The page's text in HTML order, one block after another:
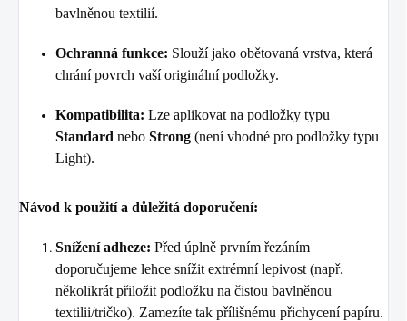
bavlněnou textilií.
Ochranná funkce: Slouží jako obětovaná vrstva, která
chrání povrch vaší originální podložky.
Kompatibilita: Lze aplikovat na podložky typu
Standard nebo Strong (není vhodné pro podložky typu
Light).
Návod k použití a důležitá doporučení:
Snížení adheze: Před úplně prvním řezáním
doporučujeme lehce snížit extrémní lepivost (např.
několikrát přiložit podložku na čistou bavlněnou
textilii/tričko). Zamezíte tak přílišnému přichycení papíru.